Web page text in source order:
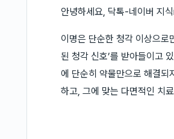
안녕하세요, 닥톡-네이버 지
이명은 단순한 청각 이상으로
된 청각 신호’를 받아들이고
에 단순히 약물만으로 해결되
하고, 그에 맞는 다면적인 치